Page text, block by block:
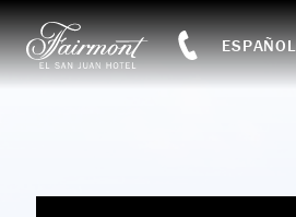
Skip to main content
ESPAÑOL